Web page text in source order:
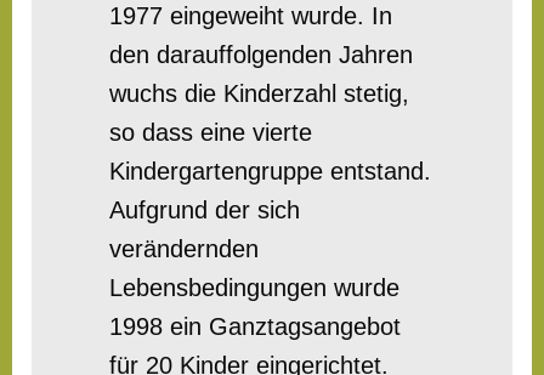
1977 eingeweiht wurde. In
den darauffolgenden Jahren
wuchs die Kinderzahl stetig,
so dass eine vierte
Kindergartengruppe entstand.
Aufgrund der sich
verändernden
Lebensbedingungen wurde
1998 ein Ganztagsangebot
für 20 Kinder eingerichtet.